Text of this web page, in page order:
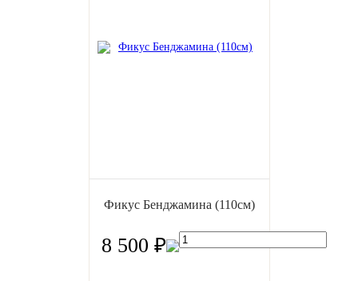
Фикус Бенджамина (110см)
8 500 ₽